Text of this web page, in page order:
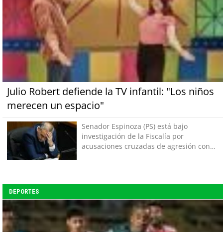
Julio Robert defiende la TV infantil: "Los niños
merecen un espacio"
Senador Espinoza (PS) está bajo
investigación de la Fiscalía por
acusaciones cruzadas de agresión con
DEPORTES